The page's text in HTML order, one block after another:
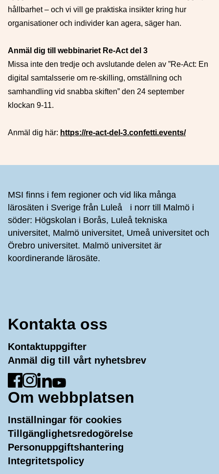
hållbarhet – och vi vill ge praktiska insikter kring hur
organisationer och individer kan agera, säger han.
Anmäl dig till webbinariet Re-Act del 3
Missa inte den tredje och avslutande delen av ”Re-Act: En
digital samtalsserie om re-skilling, omställning och
samhandling vid snabba skiften” den 24 september
klockan 9-11.
Anmäl dig här: https://re-act-del-3.confetti.events/
MSI finns i fem regioner och vid lika många
lärosäten i Sverige från Luleå i norr till Malmö i
söder: Högskolan i Borås, Luleå tekniska
universitet, Malmö universitet, Umeå universitet och
Örebro universitet. Malmö universitet är
koordinerande lärosäte.
Kontakta oss
Kontaktuppgifter
Anmäl dig till vårt nyhetsbrev
Gå till Facebook
Gå till Instagram
Gå till LinkedIn
Gå till YouTube
Om webbplatsen
Inställningar för cookies
Tillgänglighetsredogörelse
Personuppgiftshantering
Integritetspolicy